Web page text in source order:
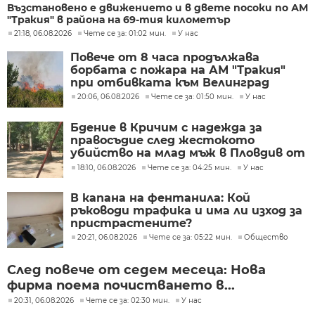
Възстановено е движението и в двете посоки по АМ
"Тракия" в района на 69-тия километър
21:18, 06.08.2026 Чете се за: 01:02 мин. У нас
Повече от 8 часа продължава
борбата с пожара на АМ "Тракия"
при отбивката към Велинград
20:06, 06.08.2026 Чете се за: 01:50 мин. У нас
Бдение в Кричим с надежда за
правосъдие след жестокото
убийство на млад мъж в Пловдив от
тийнейджъри
18:10, 06.08.2026 Чете се за: 04:25 мин. У нас
В капана на фентанила: Кой
ръководи трафика и има ли изход за
пристрастените?
20:21, 06.08.2026 Чете се за: 05:22 мин. Общество
След повече от седем месеца: Нова
фирма поема почистването в...
20:31, 06.08.2026 Чете се за: 02:30 мин. У нас